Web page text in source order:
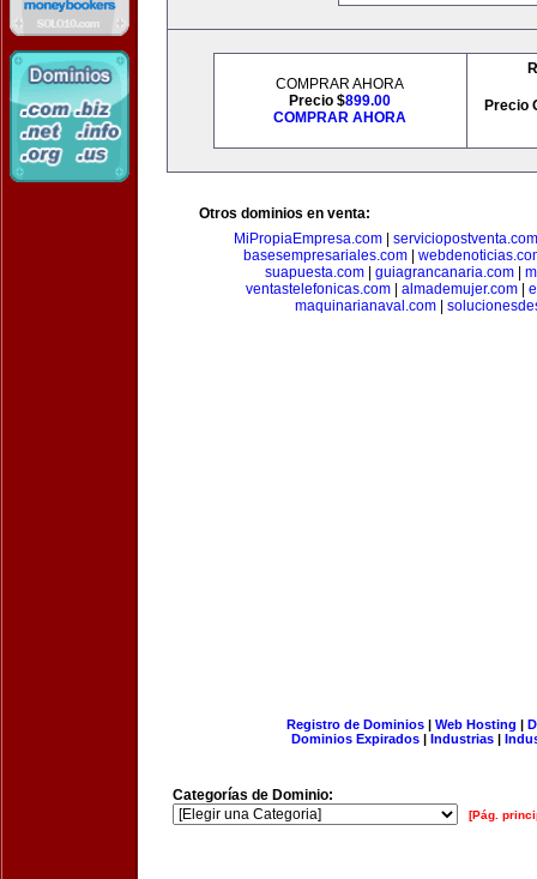
COMPRAR AHORA
Precio $899.00
COMPRAR AHORA
Precio
Otros dominios en venta:
MiPropiaEmpresa.com| serviciopostventa.com
basesempresariales.com|
suapuesta.com
guiagrancanaria.com
ventastelefonicas.com| almademujer.com|
maquinarianaval.com|
Registro de Dominios| Web Hosting |
Dominios Expirados | Industrias |
Categorías de Dominio:
[Pág.